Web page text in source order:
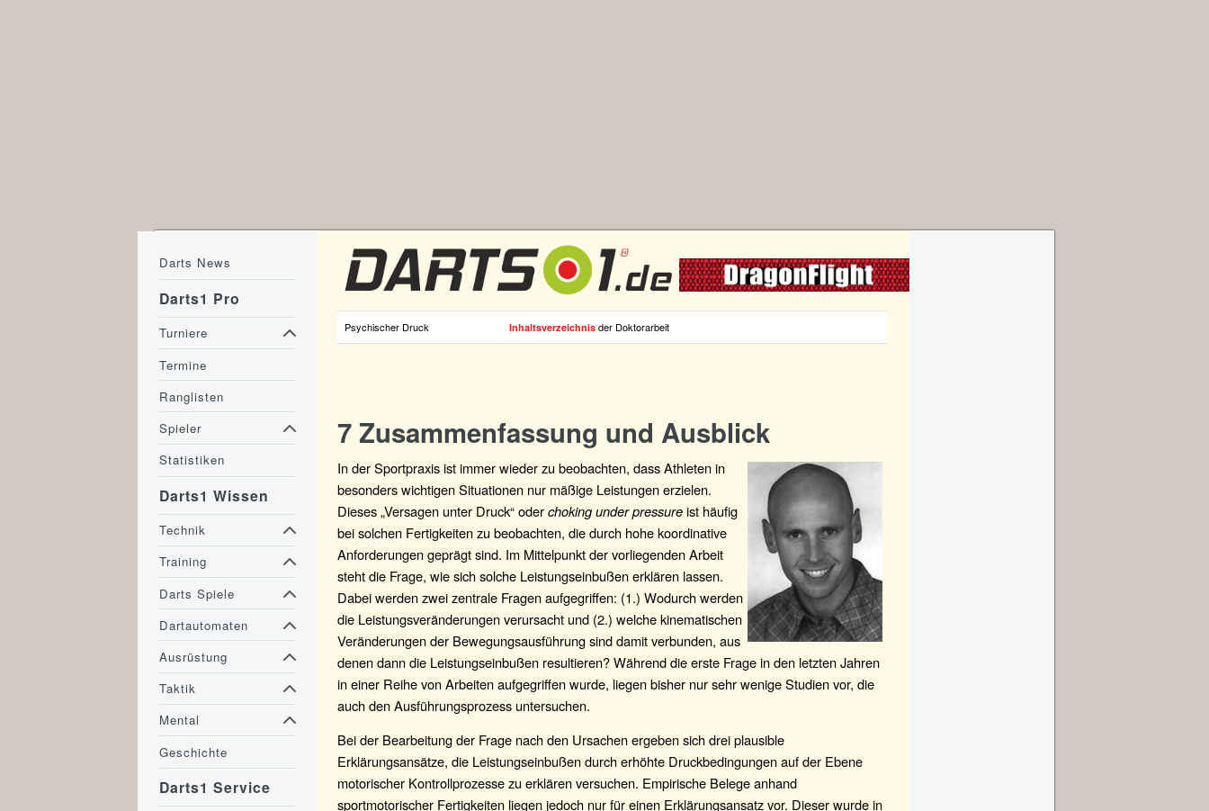
Psychischer Druck Inhaltsverzeichnis der Doktorarbeit
7 Zusammenfassung und Ausblick
In der Sportpraxis ist immer wieder zu beobachten, dass Athleten in
besonders wichtigen Situationen nur mäßige Leistungen erzielen.
Dieses „Versagen unter Druck“ oderchoking under pressureist häufig
bei solchen Fertigkeiten zu beobachten, die durch hohe koordinative
Anforderungen geprägt sind. Im Mittelpunkt der vorliegenden Arbeit
steht die Frage, wie sich solche Leistungseinbußen erklären lassen.
Dabei werden zwei zentrale Fragen aufgegriffen: (1.) Wodurch werden
die Leistungsveränderungen verursacht und (2.) welche kinematischen
Veränderungen der Bewegungsausführung sind damit verbunden, aus
denen dann die Leistungseinbußen resultieren? Während die erste Frage in den letzten Jahren
in einer Reihe von Arbeiten aufgegriffen wurde, liegen bisher nur sehr wenige Studien vor, die
auch den Ausführungsprozess untersuchen.
Bei der Bearbeitung der Frage nach den Ursachen ergeben sich drei plausible
Erklärungsansätze, die Leistungseinbußen durch erhöhte Druckbedingungen auf der Ebene
motorischer Kontrollprozesse zu erklären versuchen. Empirische Belege anhand
sportmotorischer Fertigkeiten liegen jedoch nur für einen Erklärungsansatz vor. Dieser wurde in
Darts News
Darts1 Pro
Turniere
Termine
Ranglisten
Spieler
Statistiken
Darts1 Wissen
Technik
Training
Darts Spiele
Dartautomaten
Ausrüstung
Taktik
Mental
Geschichte
Darts1 Service